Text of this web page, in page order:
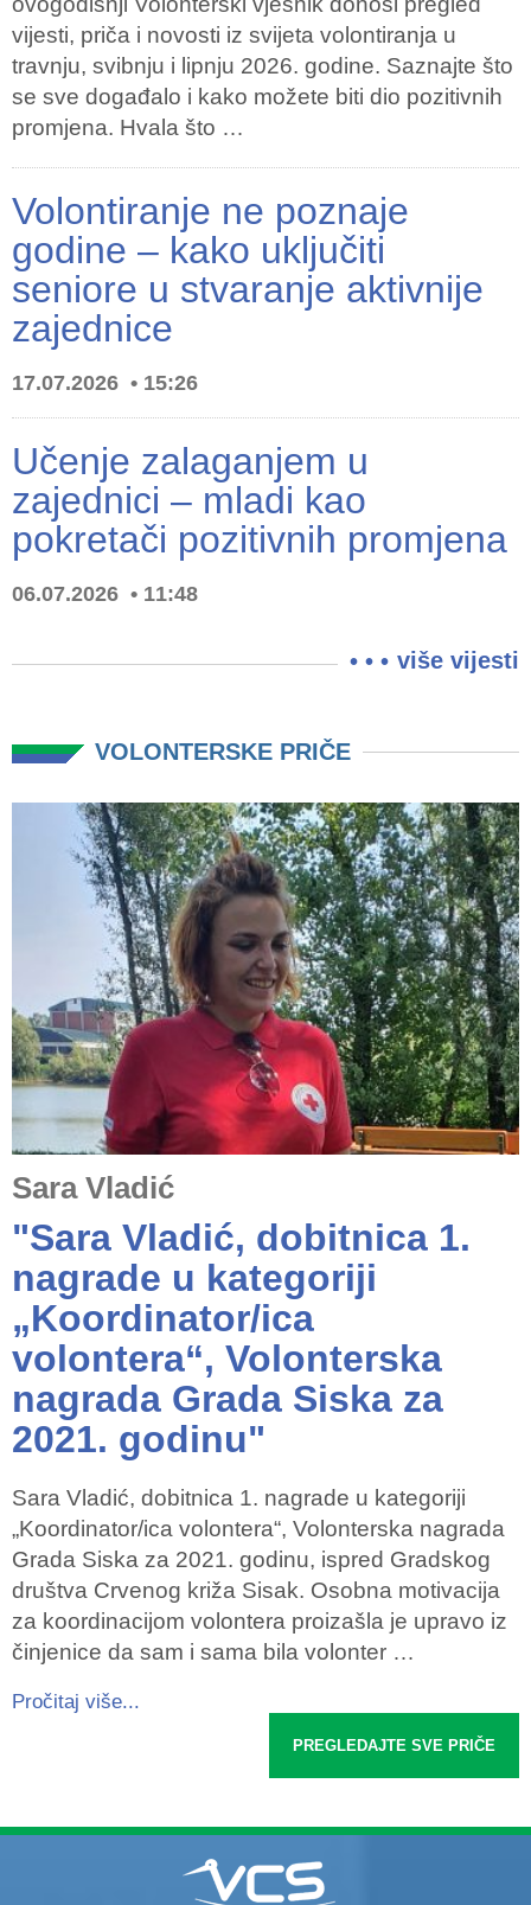
vijesti, priča i novosti iz svijeta volontiranja u
travnju, svibnju i lipnju 2026. godine. Saznajte što
se sve događalo i kako možete biti dio pozitivnih
promjena. Hvala što …
Volontiranje ne poznaje
godine – kako uključiti
seniore u stvaranje aktivnije
zajednice
17.07.2026 15:26
Učenje zalaganjem u
zajednici – mladi kao
pokretači pozitivnih promjena
06.07.2026 11:48
više vijesti
VOLONTERSKE PRIČE
Sara Vladić
"Sara Vladić, dobitnica 1.
nagrade u kategoriji
„Koordinator/ica
volontera“, Volonterska
nagrada Grada Siska za
2021. godinu"
Sara Vladić, dobitnica 1. nagrade u kategoriji
„Koordinator/ica volontera“, Volonterska nagrada
Grada Siska za 2021. godinu, ispred Gradskog
društva Crvenog križa Sisak. Osobna motivacija
za koordinacijom volontera proizašla je upravo iz
činjenice da sam i sama bila volonter …
Pročitaj više...
PREGLEDAJTE SVE PRIČE